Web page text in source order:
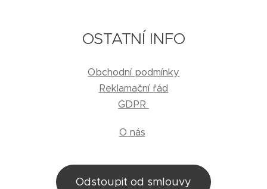
OSTATNÍ INFO
Obchodní podmínky
Reklamační řád
GDPR
O nás
Odstoupit od smlouvy